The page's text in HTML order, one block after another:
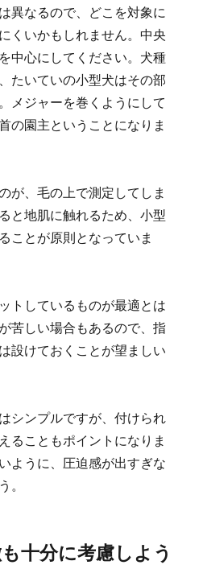
異なるので、どこを対象に
くいかもしれません。中央
中心にしてください。犬種
たいていの小型犬はその部
メジャーを巻くようにして
の園主ということになりま
が、毛の上で測定してしま
と地肌に触れるため、小型
ことが原則となっていま
トしているものが最適とは
苦しい場合もあるので、指
設けておくことが望ましい
シンプルですが、付けられ
ることもポイントになりま
ように、圧迫感が出すぎな
。
十分に考慮しよう